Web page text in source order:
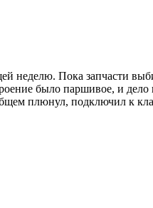
неделю. Пока запчасти
было паршивое, и
плюнул, подключил к